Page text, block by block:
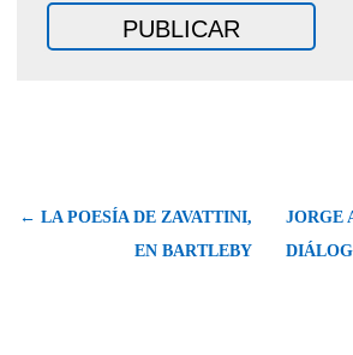
← LA POESÍA DE ZAVATTINI,
EN BARTLEBY
JORGE